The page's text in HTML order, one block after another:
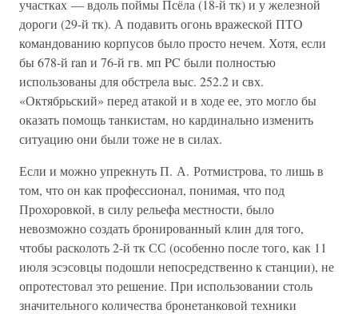
участках — вдоль поймы Псёла (18-й тк) и у железной
дороги (29-й тк). А подавить огонь вражеской ПТО
командованию корпусов было просто нечем. Хотя, если
бы 678-й ran и 76-й гв. мп PC были полностью
использованы для обстрела выс. 252.2 и свх.
«Октябрьский» перед атакой и в ходе ее, это могло бы
оказать помощь танкистам, но кардинально изменить
ситуацию они были тоже не в силах.
Если и можно упрекнуть П. А. Ротмистрова, то лишь в
том, что он как профессионал, понимая, что под
Прохоровкой, в силу рельефа местности, было
невозможно создать бронированный клин для того,
чтобы расколоть 2-й тк СС (особенно после того, как 11
июля эсэсовцы подошли непосредственно к станции), не
опротестовал это решение. При использовании столь
значительного количества бронетанковой техники